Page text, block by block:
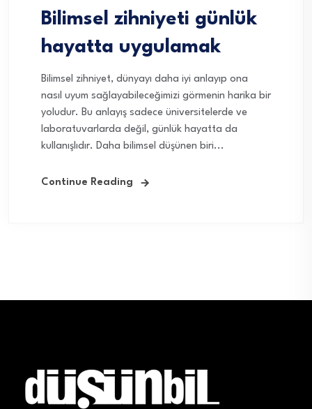
Bilimsel zihniyeti günlük
hayatta uygulamak
Bilimsel zihniyet, dünyayı daha iyi anlayıp ona
nasıl uyum sağlayabileceğimizi görmenin harika bir
yoludur. Bu anlayış sadece üniversitelerde ve
laboratuvarlarda değil, günlük hayatta da
kullanışlıdır. Daha bilimsel düşünen biri...
Continue Reading